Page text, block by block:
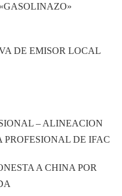
DE EMISOR LOCAL
– ALINEACION
DE IFAC
A CHINA POR